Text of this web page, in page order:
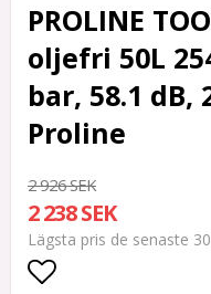
PROLINE
oljefri 50L
bar, 58.1 dB,
Proline
2 926 SEK
2 238 SEK
Lägsta pris de senaste